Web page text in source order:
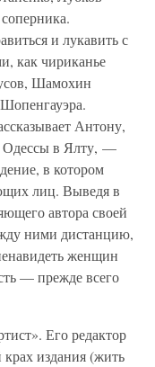
и лукавить с
как чириканье
Шамохин
Антону,
Одессы в Ялту, —
в котором
лиц. Выведя в
автора своей
ними дистанцию,
женщин
— прежде всего
Его редактор
издания (жить